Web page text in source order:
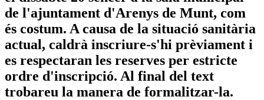
de l'ajuntament d'Arenys de Munt, com
és costum. A causa de la situació sanitària
actual, caldrà inscriure-s'hi prèviament i
es respectaran les reserves per estricte
ordre d'inscripció. Al final del text
trobareu la manera de formalitzar-la.